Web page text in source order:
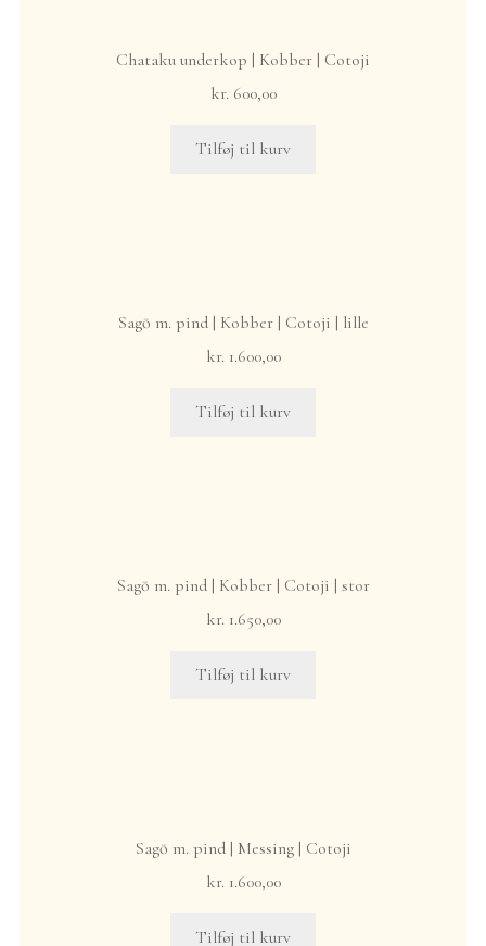
Chataku underkop | Kobber | Cotoji
kr.600,00
Tilføj til kurv
Sagō m. pind | Kobber | Cotoji | lille
kr.1.600,00
Tilføj til kurv
Sagō m. pind | Kobber | Cotoji | stor
kr.1.650,00
Tilføj til kurv
Sagō m. pind | Messing | Cotoji
kr.1.600,00
Tilføj til kurv